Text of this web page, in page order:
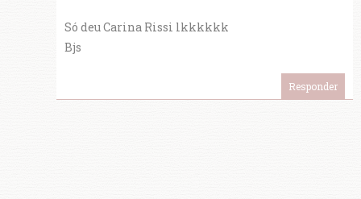
Só deu Carina Rissi lkkkkkk
Bjs
Responder